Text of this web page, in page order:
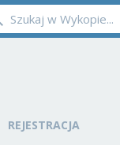
REJESTRACJA